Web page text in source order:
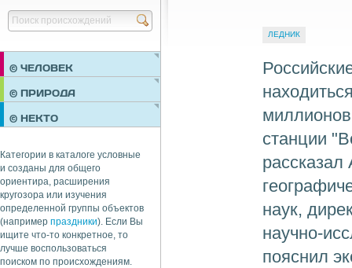
© ЧЕЛОВЕК
ПРАЗДНИКИ
ОБЩЕСТВО
© ПРИРОДА
© НЕКТО
Категории в каталоге условные
и созданы для общего
ориентира, расширения
кругозора или изучения
определенной группы объектов
(например праздники). Если Вы
ищите что-то конкретное, то
лучше воспользоваться
поиском по происхождениям.
ЛЕДНИК
миллионов
станции
наук,
научно-
пояснил